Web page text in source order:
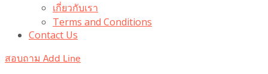
เกี่ยวกับเรา
Terms and Conditions
Contact Us
สอบถาม Add Line